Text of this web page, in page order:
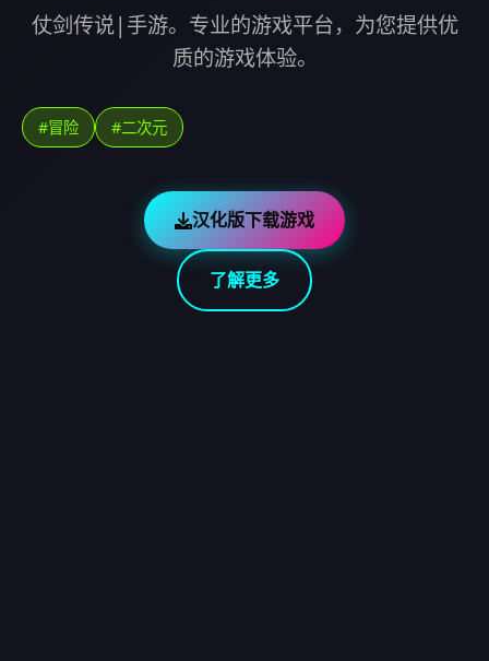
仗剑传说|手游。专业的游戏平台，为您提供优
质的游戏体验。
#冒险 #二次元
汉化版下载游戏
了解更多